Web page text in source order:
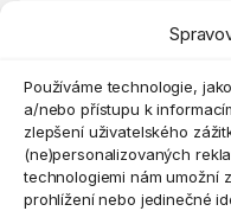
Používáme technologie,
a/nebo přístupu k
zlepšení uživatelského
(ne)personalizovaných
technologiemi nám umožní
prohlížení nebo jedinečné